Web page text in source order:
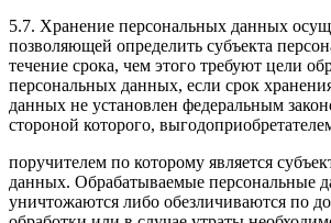
5.7. Хранение персональных данных
позволяющей определить субъекта
течение срока, чем этого требуют цели
персональных данных, если срок
данных не установлен федеральным
стороной которого,
поручителем по которому является
данных. Обрабатываемые персональные
уничтожаются либо обезличиваются по